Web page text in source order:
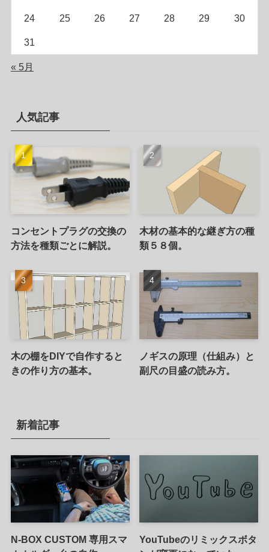
24 25 26 27 28 29 30
31
« 5月
人気記事
コンセントプラグの交換の
方法を種類ごとに解説。
木材の基本的な継ぎ方の種
類５８個。
木の棚をDIYで自作すると
きの作り方の基本。
ノギスの原理（仕組み）と
副尺の目盛の読み方。
新着記事
N-BOX CUSTOM 専用スマ
YouTubeのリミックスボタ